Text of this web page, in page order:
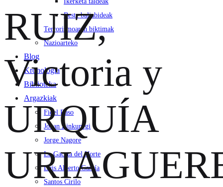
Beste baliabideak
Terrorismoaren biktimak
Nazioarteko
Blog
Kronologia
Biblioteka
Argazkiak
Fidel Raso
Jonan Zinkunegi
Jorge Nagore
La Gaceta del Norte
Luis Alberto García
Santos Cirilo
RUIZ,
Victoria y
URQUÍA